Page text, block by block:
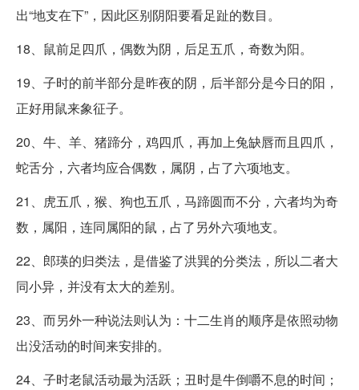
出“地支在下”，因此区别阴阳要看足趾的数目。
18、鼠前足四爪，偶数为阴，后足五爪，奇数为阳。
19、子时的前半部分是昨夜的阴，后半部分是今日的阳，
正好用鼠来象征子。
20、牛、羊、猪蹄分，鸡四爪，再加上兔缺唇而且四爪，
蛇舌分，六者均应合偶数，属阴，占了六项地支。
21、虎五爪，猴、狗也五爪，马蹄圆而不分，六者均为奇
数，属阳，连同属阳的鼠，占了另外六项地支。
22、郎瑛的归类法，是借鉴了洪巽的分类法，所以二者大
同小异，并没有太大的差别。
23、而另外一种说法则认为：十二生肖的顺序是依照动物
出没活动的时间来安排的。
24、子时老鼠活动最为活跃；丑时是牛倒嚼不息的时间；